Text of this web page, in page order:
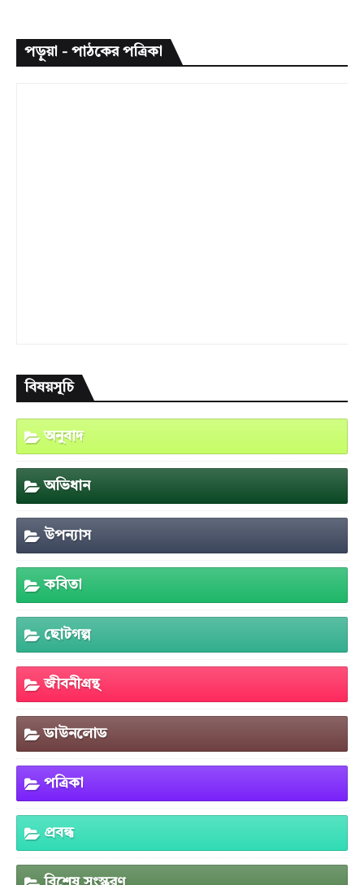
পড়ুয়া - পাঠকের পত্রিকা
বিষয়সূচি
অনুবাদ
অভিধান
উপন্যাস
কবিতা
ছোটগল্প
জীবনীগ্রন্থ
ডাউনলোড
পত্রিকা
প্রবন্ধ